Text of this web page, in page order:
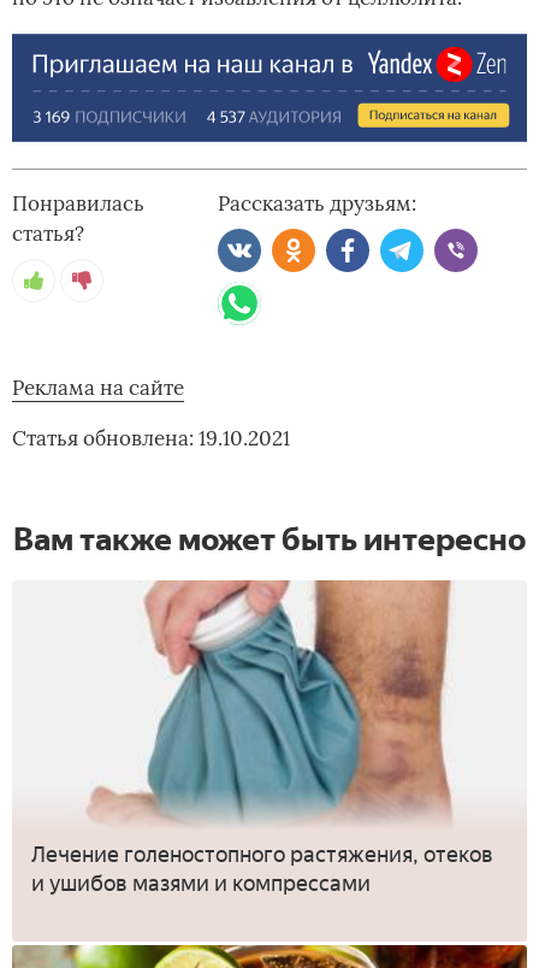
Понравилась
статья?
Рассказать друзьям:
Реклама на сайте
Статья обновлена: 19.10.2021
Вам также может быть интересно
Лечение голеностопного растяжения, отеков
и ушибов мазями и компрессами